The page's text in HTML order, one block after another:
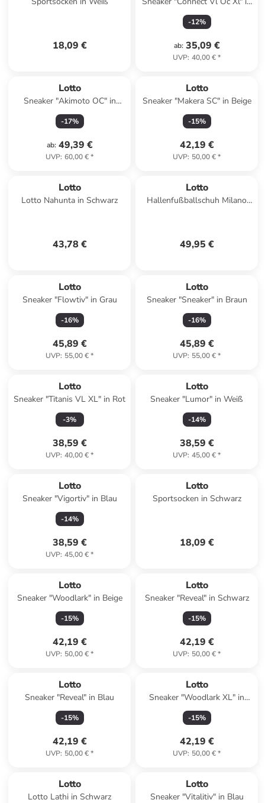
18,09 €
Rot
-12%
ab: 35,09 €
UVP: 40,00 €*
Lotto
Sneaker "Akimoto OC" in
Schwarz
-17%
ab: 49,39 €
UVP: 60,00 €*
Lotto
Sneaker "Makera SC" in Beige
-15%
42,19 €
UVP: 50,00 €*
Lotto
Lotto Nahunta in Schwarz
43,78 €
Lotto
Hallenfußballschuh Milano
49,95 €
Lotto
Sneaker "Flowtiv" in Grau
-16%
45,89 €
UVP: 55,00 €*
Lotto
Sneaker "Sneaker" in Braun
-16%
45,89 €
UVP: 55,00 €*
Lotto
Sneaker "Titanis VL XL" in Rot
-3%
38,59 €
UVP: 40,00 €*
Lotto
Sneaker "Lumor" in Weiß
-14%
38,59 €
UVP: 45,00 €*
Lotto
Sneaker "Vigortiv" in Blau
-14%
38,59 €
UVP: 45,00 €*
Lotto
Sportsocken in Schwarz
18,09 €
Lotto
Sneaker "Woodlark" in Beige
-15%
42,19 €
UVP: 50,00 €*
Lotto
Sneaker "Reveal" in Schwarz
-15%
42,19 €
UVP: 50,00 €*
Lotto
Sneaker "Reveal" in Blau
-15%
42,19 €
UVP: 50,00 €*
Lotto
Sneaker "Woodlark XL" in
Schwarz
-15%
42,19 €
UVP: 50,00 €*
Lotto
Lotto Lathi in Schwarz
Lotto
Sneaker "Vitalitiv" in Blau